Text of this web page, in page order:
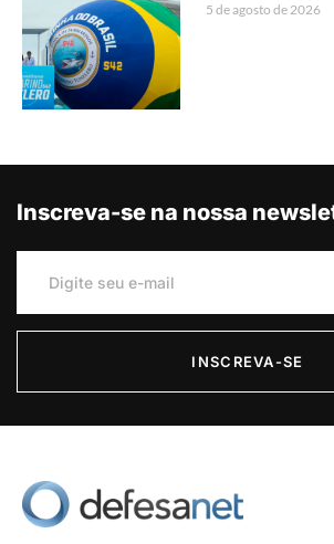
5 de agosto de 2026
Inscreva-se na nossa
INSCREVA-SE